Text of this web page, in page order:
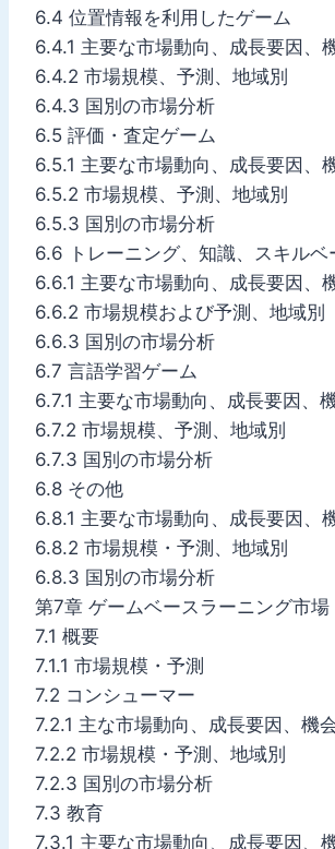
6.4 位置情報を利用したゲーム
6.4.1 主要な市場動向、成長要因、
6.4.2 市場規模、予測、地域別
6.4.3 国別の市場分析
6.5 評価・査定ゲーム
6.5.1 主要な市場動向、成長要因、
6.5.2 市場規模、予測、地域別
6.5.3 国別の市場分析
6.6 トレーニング、知識、スキルベ
6.6.1 主要な市場動向、成長要因、
6.6.2 市場規模および予測、地域別
6.6.3 国別の市場分析
6.7 言語学習ゲーム
6.7.1 主要な市場動向、成長要因、
6.7.2 市場規模、予測、地域別
6.7.3 国別の市場分析
6.8 その他
6.8.1 主要な市場動向、成長要因、
6.8.2 市場規模・予測、地域別
6.8.3 国別の市場分析
第7章 ゲームベースラーニング市場
7.1 概要
7.1.1 市場規模・予測
7.2 コンシューマー
7.2.1 主な市場動向、成長要因、機
7.2.2 市場規模・予測、地域別
7.2.3 国別の市場分析
7.3 教育
7.3.1 主要な市場動向、成長要因、